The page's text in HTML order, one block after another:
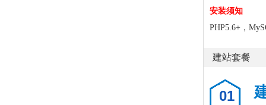
安装须知
PHP5.6+，
建站套餐
01